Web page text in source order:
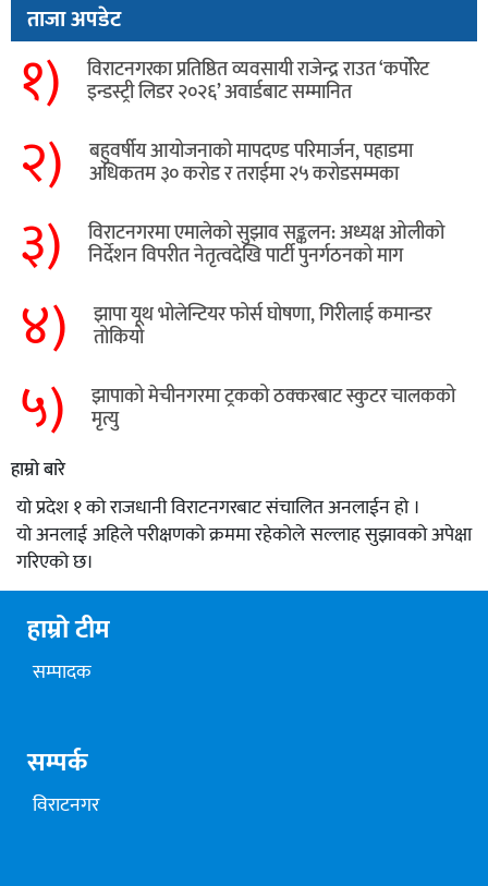
ताजा अपडेट
१) विराटनगरका प्रतिष्ठित व्यवसायी राजेन्द्र राउत ‘कर्पोरेट
इन्डस्ट्री लिडर २०२६’ अवार्डबाट सम्मानित
२) बहुवर्षीय आयोजनाको मापदण्ड परिमार्जन, पहाडमा
अधिकतम ३० करोड र तराईमा २५ करोडसम्मका
३) विराटनगरमा एमालेको सुझाव सङ्कलन: अध्यक्ष ओलीको
निर्देशन विपरीत नेतृत्वदेखि पार्टी पुनर्गठनको माग
४) झापा यूथ भोलेन्टियर फोर्स घोषणा, गिरीलाई कमान्डर
तोकियो
५) ​झापाको मेचीनगरमा ट्रकको ठक्करबाट स्कुटर चालकको
मृत्यु
हाम्रो बारे
यो प्रदेश १ को राजधानी विराटनगरबाट संचालित अनलाईन हो ।
यो अनलाई अहिले परीक्षणको क्रममा रहेकोले सल्लाह सुझावको अपेक्षा
गरिएको छ।
हाम्रो टीम
सम्पादक
सम्पर्क
विराटनगर